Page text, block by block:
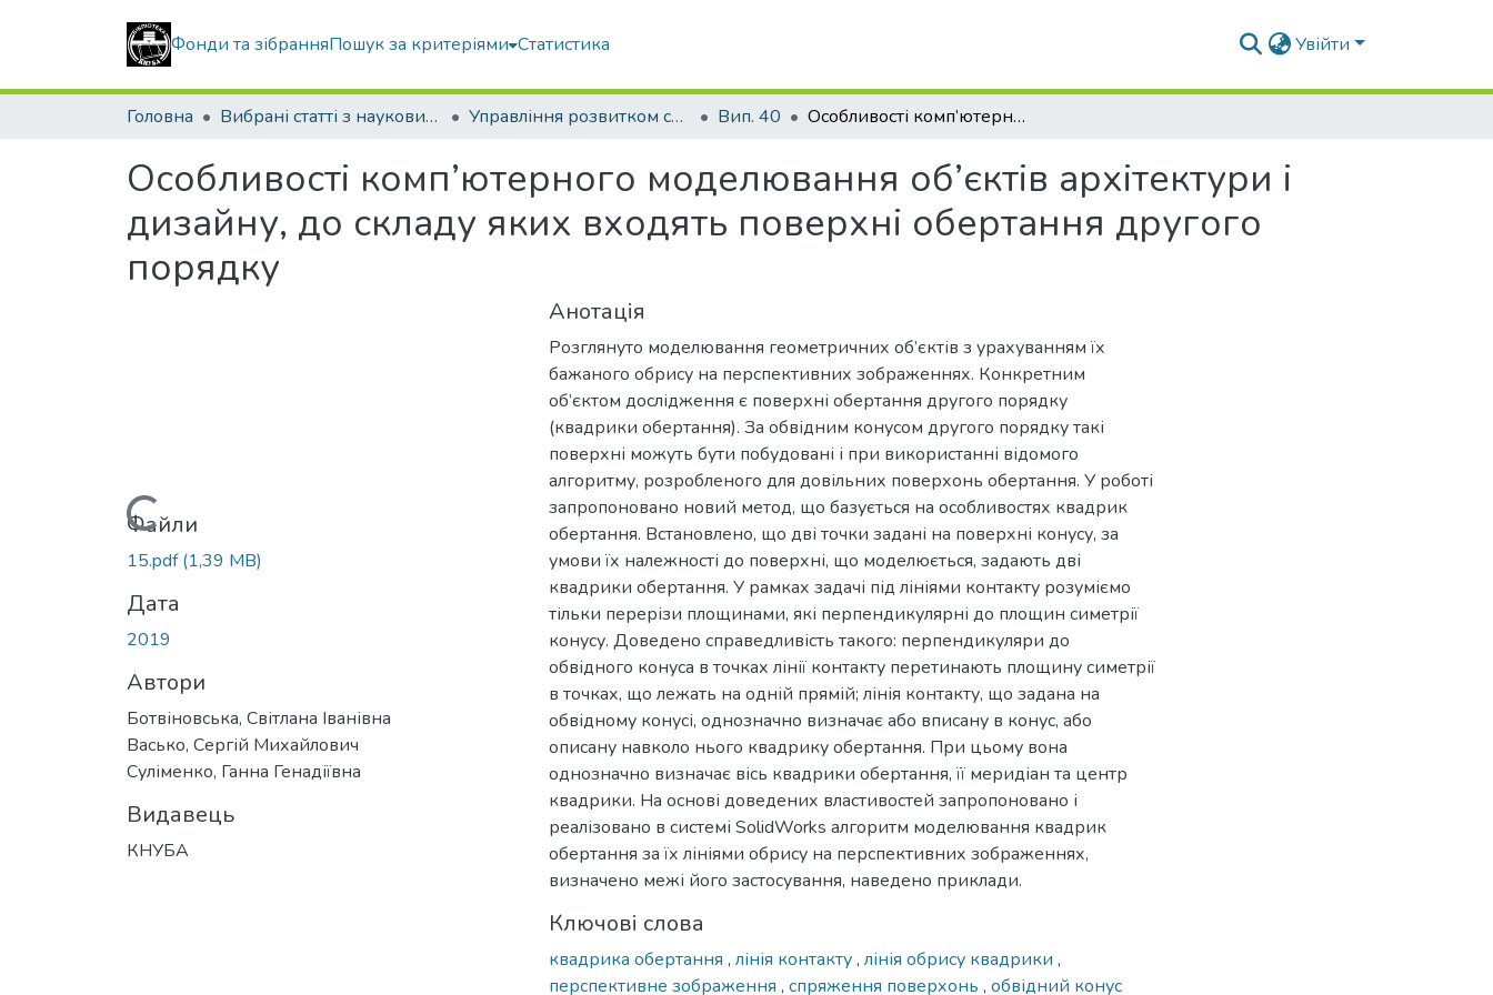
Фонди та зібранняПошук за критеріями Статистика Увійти
Головна Вибрані статті з наукових збірників КНУБА Управління розвитком складних систем Вип. 40 Особливості комп’ютерного моделювання об’єктів архітектури і дизайну, до складу яких входять поверхні обертання другого порядку
Особливості комп’ютерного моделювання об’єктів архітектури і
дизайну, до складу яких входять поверхні обертання другого
порядку
Вантажиться...
Файли
15.pdf(1,39 MB)
Дата
2019
Автори
Ботвіновська, Світлана Іванівна
Васько, Сергій Михайлович
Суліменко, Ганна Генадіївна
Видавець
КНУБА
Анотація
Розглянуто моделювання геометричних об’єктів з урахуванням їх
бажаного обрису на перспективних зображеннях. Конкретним
об’єктом дослідження є поверхні обертання другого порядку
(квадрики обертання). За обвідним конусом другого порядку такі
поверхні можуть бути побудовані і при використанні відомого
алгоритму, розробленого для довільних поверхонь обертання. У роботі
запропоновано новий метод, що базується на особливостях квадрик
обертання. Встановлено, що дві точки задані на поверхні конусу, за
умови їх належності до поверхні, що моделюється, задають дві
квадрики обертання. У рамках задачі під лініями контакту розуміємо
тільки перерізи площинами, які перпендикулярні до площин симетрії
конусу. Доведено справедливість такого: перпендикуляри до
обвідного конуса в точках лінії контакту перетинають площину симетрії
в точках, що лежать на одній прямій; лінія контакту, що задана на
обвідному конусі, однозначно визначає або вписану в конус, або
описану навколо нього квадрику обертання. При цьому вона
однозначно визначає вісь квадрики обертання, її меридіан та центр
квадрики. На основі доведених властивостей запропоновано і
реалізовано в системі SolidWorks алгоритм моделювання квадрик
обертання за їх лініями обрису на перспективних зображеннях,
визначено межі його застосування, наведено приклади.
Ключові слова
квадрика обертання , лінія контакту, лінія обрису квадрики ,
перспективне зображення , спряження поверхонь , обвідний конус